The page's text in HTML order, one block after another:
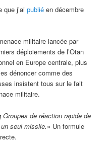
que j’aipublié en décembre
militaire lancée par
déploiements de l’Otan
en Europe centrale, plus
dénoncer comme des
insistent tous sur le fait
militaire.
Groupes de réaction rapide de
seul missile.» Un formule